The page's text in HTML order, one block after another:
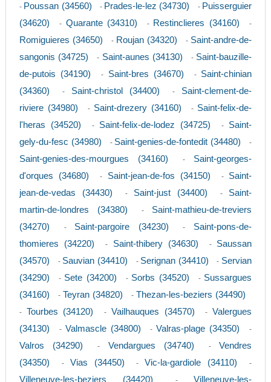
- Poussan (34560) - Prades-le-lez (34730) - Puisserguier
(34620)
- Quarante (34310) - Restinclieres (34160) -
Romiguieres (34650) - Roujan (34320) - Saint-andre-de-
sangonis (34725)
- Saint-aunes (34130) - Saint-bauzille-
de-putois (34190)
- Saint-bres (34670) - Saint-chinian
(34360)
- Saint-christol (34400) - Saint-clement-de-
riviere (34980)
- Saint-drezery (34160) - Saint-felix-de-
l'heras (34520)
- Saint-felix-de-lodez (34725) - Saint-
gely-du-fesc (34980)
- Saint-genies-de-fontedit (34480) -
Saint-genies-des-mourgues (34160) - Saint-georges-
d'orques (34680)
- Saint-jean-de-fos (34150) - Saint-
jean-de-vedas (34430)
- Saint-just (34400) - Saint-
martin-de-londres (34380)
- Saint-mathieu-de-treviers
(34270)
- Saint-pargoire (34230) - Saint-pons-de-
thomieres (34220)
- Saint-thibery (34630) - Saussan
(34570)
- Sauvian (34410) - Serignan (34410) - Servian
(34290)
- Sete (34200) - Sorbs (34520) - Sussargues
(34160)
- Teyran (34820) - Thezan-les-beziers (34490)
- Tourbes (34120) - Vailhauques (34570) - Valergues
(34130)
- Valmascle (34800) - Valras-plage (34350) -
Valros (34290) - Vendargues (34740) - Vendres
(34350)
- Vias (34450) - Vic-la-gardiole (34110) -
Villeneuve-les-beziers (34420)
Villeneuve-les-